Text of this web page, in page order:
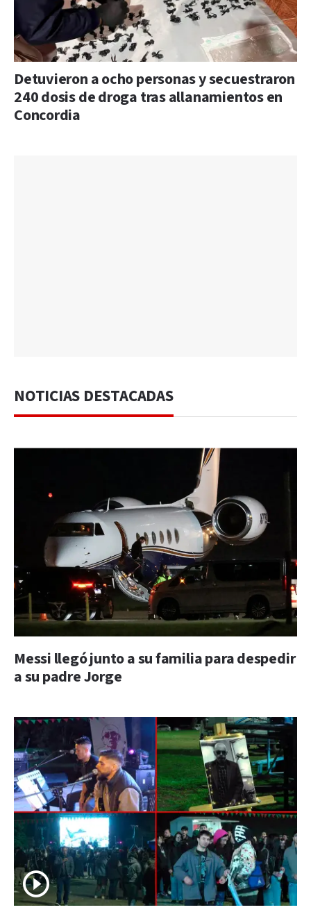
Detuvieron a ocho personas y secuestraron
240 dosis de droga tras allanamientos en
Concordia
NOTICIAS DESTACADAS
Messi llegó junto a su familia para despedir
a su padre Jorge